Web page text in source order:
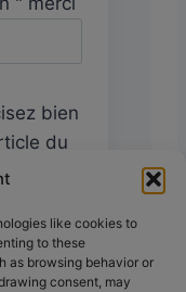
like cookies to
to these
as browsing behavior or
consent, may
bien
du
que je